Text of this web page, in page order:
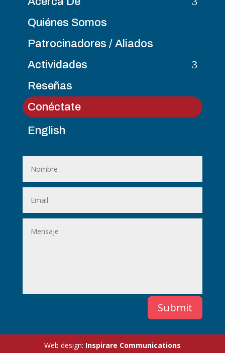
Quiénes Somos
Patrocinadores / Aliados
Actividades
3
Reseñas
Conéctate
English
Submit
Web design: Inspirare Communications